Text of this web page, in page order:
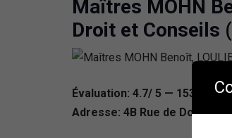
Maîtres MOHN
Droit et Conseils
Évaluation: 4.7/ 5 — 153
Adresse: 4B Rue de Dole,